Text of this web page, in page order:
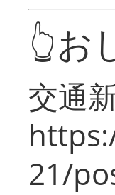
👆
交通
21/